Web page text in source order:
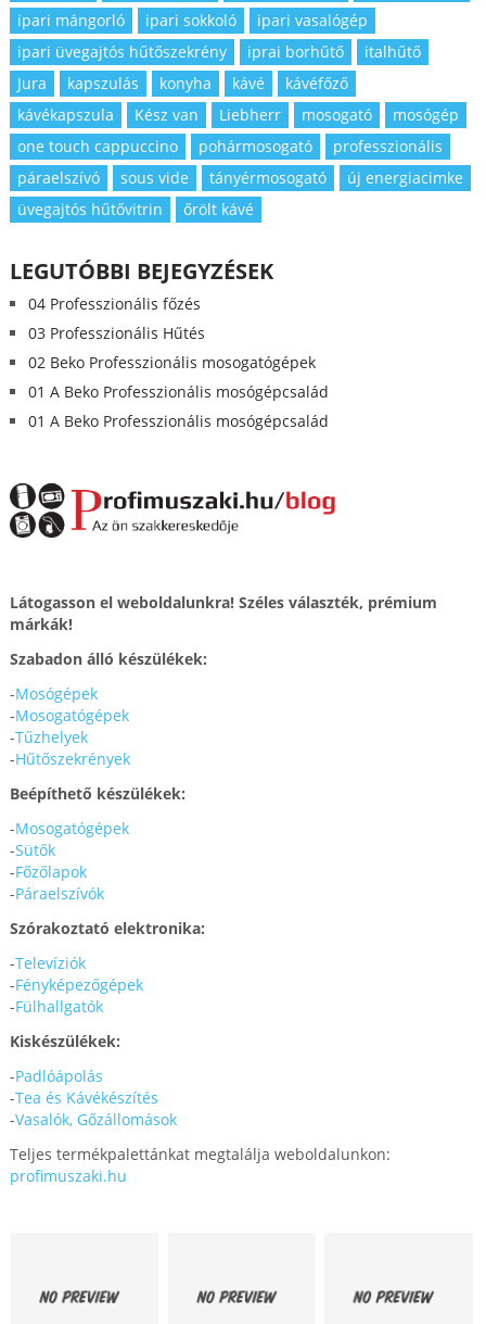
ipari mángorló
ipari sokkoló
ipari vasalógép
ipari üvegajtós hűtőszekrény
iprai borhűtő
italhűtő
Jura
kapszulás konyha kávé
kávéfőző
kávékapszula
Kész van Liebherr mosogató
mosógép
one touch cappuccino
pohármosogató
professzionális
páraelszívó
sous vide tányérmosogató
új energiacimke
üvegajtós hűtővitrin
őrölt kávé
LEGUTÓBBI BEJEGYZÉSEK
04 Professzionális főzés
03 Professzionális Hűtés
02 Beko Professzionális mosogatógépek
01 A Beko Professzionális mosógépcsalád
01 A Beko Professzionális mosógépcsalád
Látogasson el weboldalunkra! Széles választék, prémium
márkák!
Szabadon álló készülékek:
-Mosógépek
-Mosogatógépek
-Tűzhelyek
-Hűtőszekrények
Beépíthető készülékek:
-Mosogatógépek
-Sütők
-Főzőlapok
-Páraelszívók
Szórakoztató elektronika:
-Televíziók
-Fényképezőgépek
-Fülhallgatók
Kiskészülékek:
-Padlóápolás
-Tea és Kávékészítés
-Vasalók, Gőzállomások
Teljes termékpalettánkat megtalálja weboldalunkon:
profimuszaki.hu